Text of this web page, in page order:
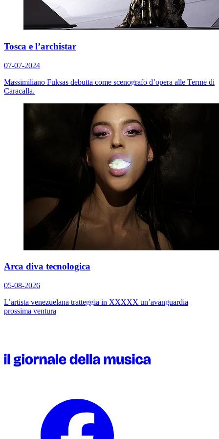
Tosca e l’archistar
07-07-2024
Massimiliano Fuksas debutta come scenografo d’opera alle Terme di
Caracalla.
Arca diva tecnologica
05-08-2026
L’artista venezuelana tratteggia in XXXXX un’avanguardia
prossima ventura